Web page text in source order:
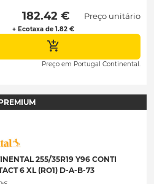
182.42 €
+ Ecotaxa de 1.82 €
Preço unitário
Preço em Portugal Continental.
255/35R19 Y96 CONTI
6 XL (RO1) D-A-B-73